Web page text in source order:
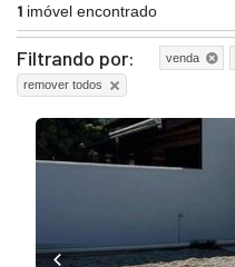
1 imóvel encontrado
Filtrando por: venda
remover todos